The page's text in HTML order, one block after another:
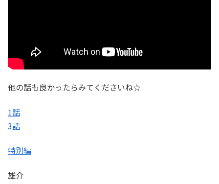
他の話も良かったらみてくださいね☆
1話
3話
特別編
雄介